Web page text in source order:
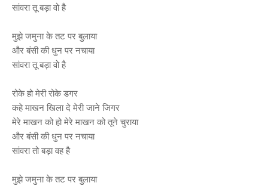
सांवरा तू बड़ा वो है
मुझे जमुना के तट पर बुलाया
और बंसी की धुन पर नचाया
सांवरा तू बड़ा वो है
रोके हो मेरी रोके डगर
कहे माखन खिला दे मेरी जाने जिगर
मेरे माखन को हो मेरे माखन को तूने चुराया
और बंसी की धुन पर नचाया
सांवरा तो बड़ा वह है
मुझे जमुना के तट पर बुलाया